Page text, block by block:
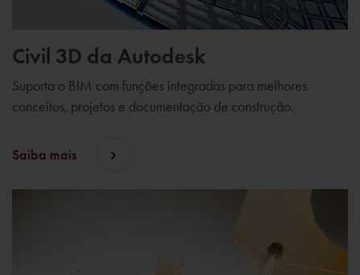
Civil 3D da Autodesk
Suporta o BIM com funções integradas para melhores
conceitos, projetos e documentação de construção.
Saiba mais